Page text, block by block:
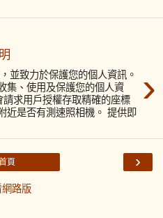
›
並致力於保護您的個人資訊。
集、使用及保護您的個人資
求用戶授權存取精確的座標
近是否有測速照相機。 提供即
›
頁
路版